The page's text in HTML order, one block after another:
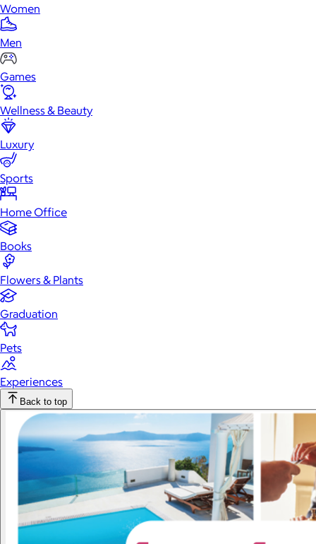
Women
Men
Games
Wellness & Beauty
Luxury
Sports
Home Office
Books
Flowers & Plants
Graduation
Pets
Experiences
Back to top